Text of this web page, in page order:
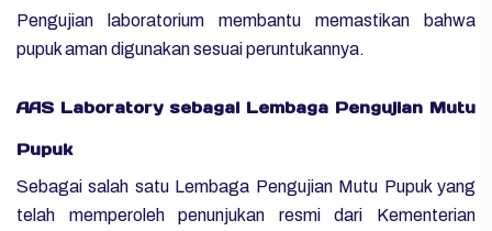
Pengujian laboratorium membantu memastikan bahwa
pupuk aman digunakan sesuai peruntukannya.
AAS Laboratory sebagai Lembaga Pengujian Mutu
Pupuk
Sebagai salah satu Lembaga Pengujian Mutu Pupuk yang
telah memperoleh penunjukan resmi dari Kementerian